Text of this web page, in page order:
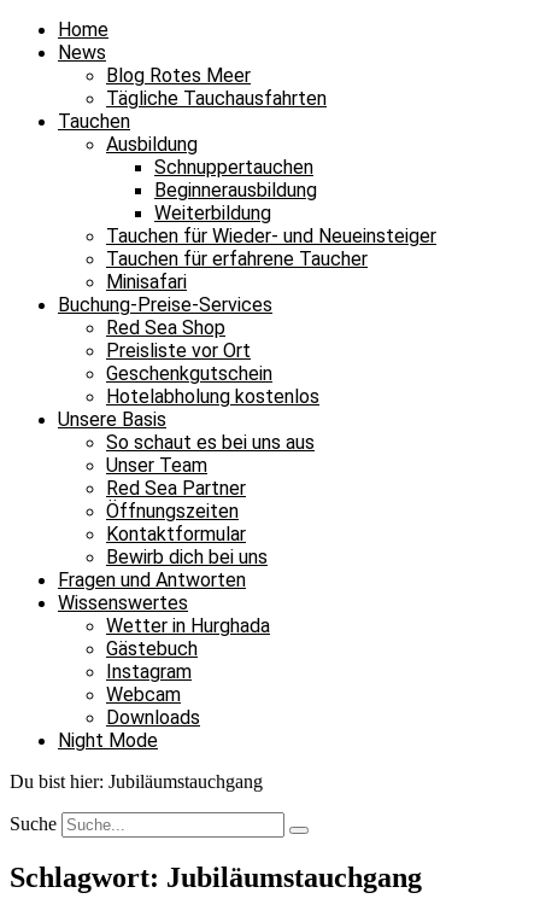
Home
News
Blog Rotes Meer
Tägliche Tauchausfahrten
Tauchen
Ausbildung
Schnuppertauchen
Beginnerausbildung
Weiterbildung
Tauchen für Wieder- und Neueinsteiger
Tauchen für erfahrene Taucher
Minisafari
Buchung-Preise-Services
Red Sea Shop
Preisliste vor Ort
Geschenkgutschein
Hotelabholung kostenlos
Unsere Basis
So schaut es bei uns aus
Unser Team
Red Sea Partner
Öffnungszeiten
Kontaktformular
Bewirb dich bei uns
Fragen und Antworten
Wissenswertes
Wetter in Hurghada
Gästebuch
Instagram
Webcam
Downloads
Night Mode
Du bist hier: Jubiläumstauchgang
Suche
Schlagwort: Jubiläumstauchgang